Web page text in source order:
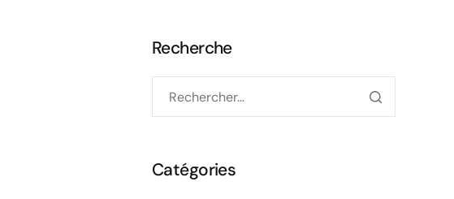
Recherche
Catégories